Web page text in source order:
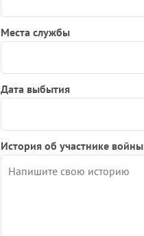
Места службы
Дата выбытия
История об участнике войны